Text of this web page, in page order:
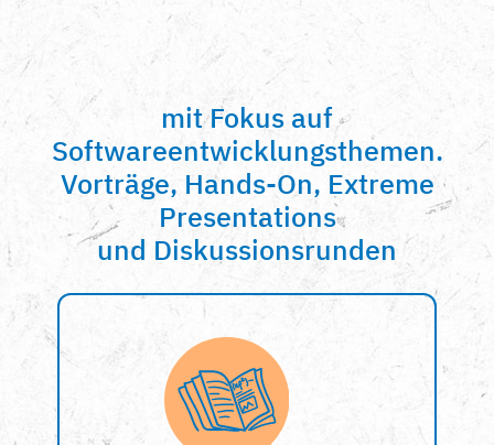
mit Fokus auf
Softwareentwicklungsthemen.
Vorträge, Hands-On, Extreme
Presentations
und Diskussionsrunden